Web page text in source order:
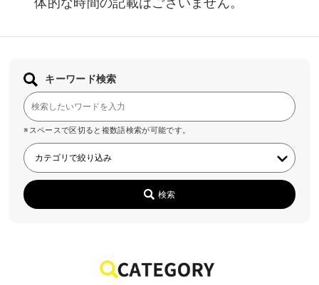
キーワード検索
※スペースで区切ると複数語検索が可能です。
検索